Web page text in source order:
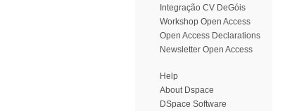
Integração CV DeGóis
Workshop Open Access
Open Access Declarations
Newsletter Open Access
Help
About Dspace
DSpace Software